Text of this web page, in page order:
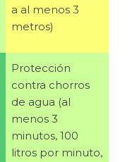
a al menos 3
metros)
Protección
contra chorros
de agua (al
menos 3
minutos, 100
litros por minuto,